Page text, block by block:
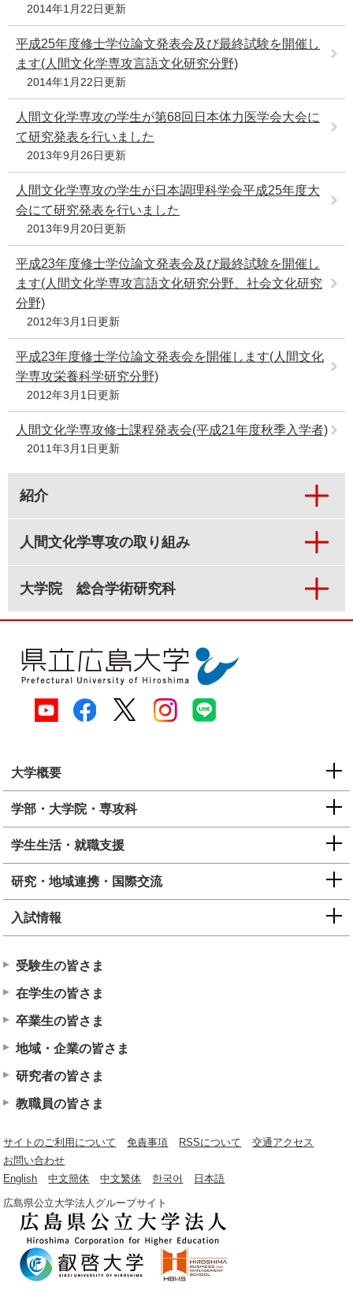
2014年1月22日更新
平成25年度修士学位論文発表会及び最終試験を開催し
ます(人間文化学専攻言語文化研究分野)
2014年1月22日更新
人間文化学専攻の学生が第68回日本体力医学会大会に
て研究発表を行いました
2013年9月26日更新
人間文化学専攻の学生が日本調理科学会平成25年度大
会にて研究発表を行いました
2013年9月20日更新
平成23年度修士学位論文発表会及び最終試験を開催し
ます(人間文化学専攻言語文化研究分野、社会文化研究
分野)
2012年3月1日更新
平成23年度修士学位論文発表会を開催します(人間文化
学専攻栄養科学研究分野)
2012年3月1日更新
人間文化学専攻修士課程発表会(平成21年度秋季入学者)
2011年3月1日更新
紹介
人間文化学専攻の取り組み
大学院 総合学術研究科
大学概要
学部・大学院・専攻科
学生生活・就職支援
研究・地域連携・国際交流
入試情報
受験生の皆さま
在学生の皆さま
卒業生の皆さま
地域・企業の皆さま
研究者の皆さま
教職員の皆さま
サイトのご利用について 免責事項 RSSについて
交通アクセス
お問い合わせ
English
中文簡体 中文繁体 한국어 日本語
広島県公立大学法人グループサイト